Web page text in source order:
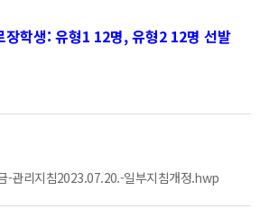
장학생: 유형1 12명, 유형2 12명 선발
-관리지침2023.07.20.-일부지침개정.hwp